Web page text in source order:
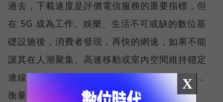
過去，下載速度是評價電信服務的重要指標，但
在 5G 成為工作、娛樂、生活不可或缺的數位基
礎設施後，消費者發現，再快的網速，如果不能
讓其在人潮聚集、高速移動或室內空間維持穩定
連線，即無法轉換成好的使用體驗，也因如此，
衡量「好網路」的標準，也逐漸從追求測速數
X